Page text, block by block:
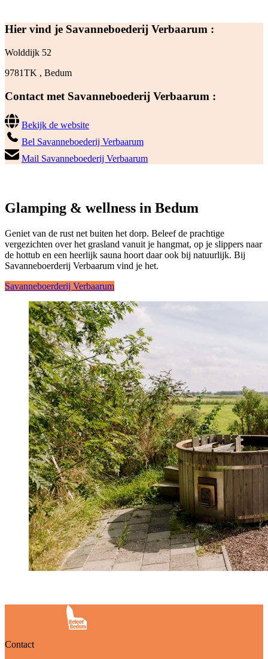
Hier vind je Savanneboederij Verbaarum :
Wolddijk 52
9781TK , Bedum
Contact met Savanneboederij Verbaarum :
Bekijk de website
Bel Savanneboederij Verbaarum
Mail Savanneboederij Verbaarum
Glamping & wellness in Bedum
Geniet van de rust net buiten het dorp. Beleef de prachtige
vergezichten over het grasland vanuit je hangmat, op je slippers naar
de hottub en een heerlijk sauna hoort daar ook bij natuurlijk. Bij
Savanneboerderij Verbaarum vind je het.
Savanneboerderij Verbaarum
Contact